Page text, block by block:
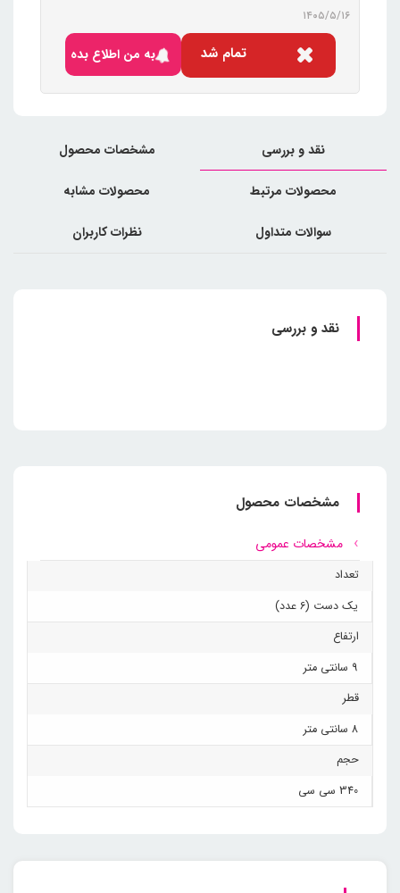
۱۴۰۵/۵/۱۶
تمام شد به من اطلاع بده
نقد و بررسی مشخصات محصول
محصولات مرتبط محصولات مشابه
سوالات متداول نظرات کاربران
نقد و بررسی
مشخصات محصول
مشخصات عمومی
تعداد
یک دست (6 عدد)
ارتفاع
9 سانتی متر
قطر
8 سانتی متر
حجم
340 سی سی